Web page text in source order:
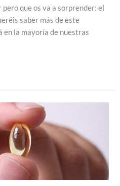
que os va a sorprender: el
saber más de este
en la mayoría de nuestras